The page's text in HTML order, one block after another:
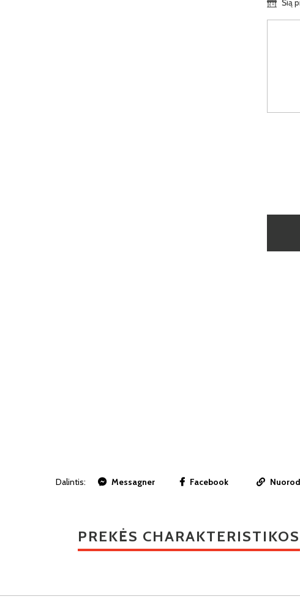
Šią
Dalintis: Messagner Facebook
PREKĖS CHARAKTERISTIKOS